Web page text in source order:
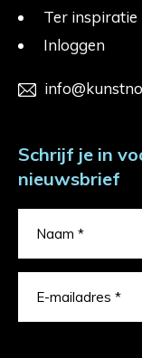
Ter inspiratie
Inloggen
Schrijf je in
nieuwsbrief